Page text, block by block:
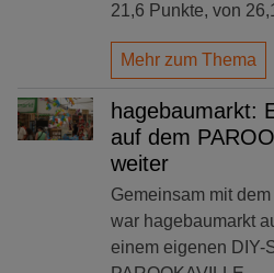
21,6 Punkte, von
Mehr zum Thema
hagebaumarkt:
auf dem
weiter
Gemeinsam mit
war hagebaumarkt
einem eigenen DIY-